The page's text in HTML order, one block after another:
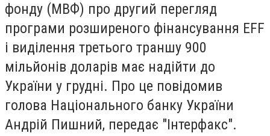
фонду (МВФ) про другий перегляд
програми розширеного фінансування EFF
і виділення третього траншу 900
мільйонів доларів має надійти до
України у грудні. Про це повідомив
голова Національного банку України
Андрій Пишний, передає "Інтерфакс".